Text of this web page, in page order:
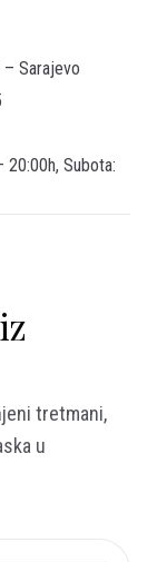
Sarajevo
Subota:
tretmani,
u